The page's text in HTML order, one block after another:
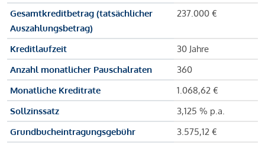
Gesamtkreditbetrag (tatsächlicher
Auszahlungsbetrag)
237.000 €
Kreditlaufzeit
30 Jahre
Anzahl monatlicher Pauschalraten
360
Monatliche Kreditrate
1.068,62 €
Sollzinssatz
3,125 % p.a.
Grundbucheintragungsgebühr
3.575,12 €